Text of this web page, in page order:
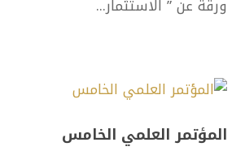
ورقة عن ” الاستثمار...
المؤتمر العلمي الخامس